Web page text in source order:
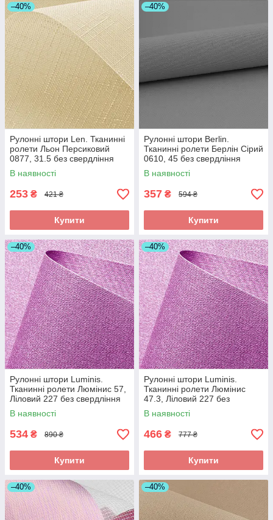
–40%
Рулонні штори Len. Тканинні
ролети Льон Персиковий
0877, 31.5 без свердління
В наявності
253 ₴ 421 ₴
Купити
–40%
Рулонні штори Berlin.
Тканинні ролети Берлін Сірий
0610, 45 без свердління
В наявності
357 ₴ 594 ₴
Купити
–40%
Рулонні штори Luminis.
Тканинні ролети Люмінис 57,
Ліловий 227 без свердління
В наявності
534 ₴ 890 ₴
Купити
–40%
Рулонні штори Luminis.
Тканинні ролети Люмінис
47.3, Ліловий 227 без
свердління
В наявності
466 ₴ 777 ₴
Купити
–40% –40%